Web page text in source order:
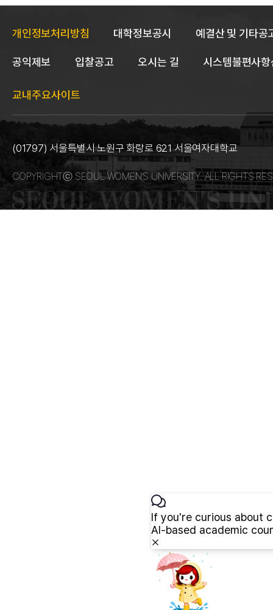
세 가지 가치가 중앙의 서울여자대학교 로고를 중심으로 결
개인정보처리방침 대학정보공시 예결산 및 기타공
공익제보 입찰공고 오시는 길 시스템불편사
교내주요사이트
(01797) 서울특별시 노원구 화랑로 621 서울여자대학교
COPYRIGHTⓒ SEOUL WOMEN’S UNIVERSITY. ALL RIGHTS